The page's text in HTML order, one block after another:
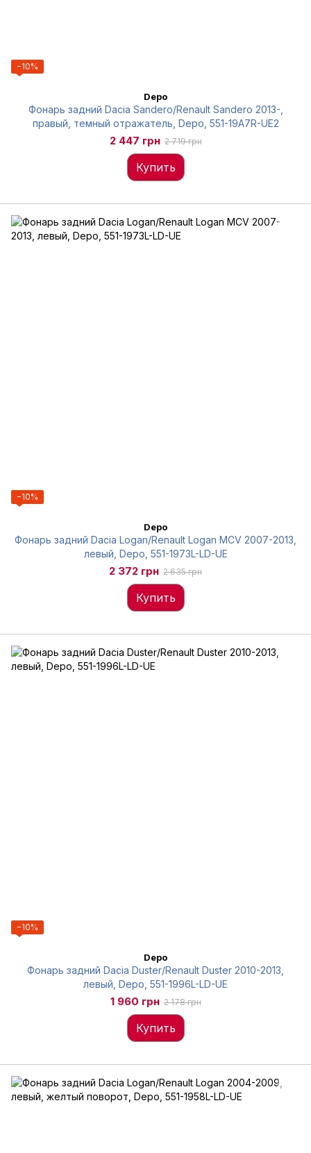
−10%
Depo
Фонарь задний Dacia Sandero/Renault Sandero 2013-,
правый, темный отражатель, Depo, 551-19A7R-UE2
2 447 грн 2 719 грн
Купить
−10%
Depo
Фонарь задний Dacia Logan/Renault Logan MCV 2007-2013,
левый, Depo, 551-1973L-LD-UE
2 372 грн 2 635 грн
Купить
−10%
Depo
Фонарь задний Dacia Duster/Renault Duster 2010-2013,
левый, Depo, 551-1996L-LD-UE
1 960 грн 2 178 грн
Купить